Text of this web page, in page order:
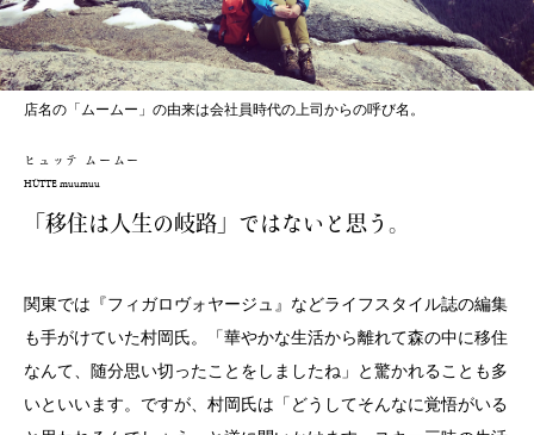
店名の「ムームー」の由来は会社員時代の上司からの呼び名。
ヒュッテ ムームー
HÜTTE muumuu
「移住は人生の岐路」ではないと思う。
関東では『フィガロヴォヤージュ』などライフスタイル誌の編集
も手がけていた村岡氏。「華やかな生活から離れて森の中に移住
なんて、随分思い切ったことをしましたね」と驚かれることも多
いといいます。ですが、村岡氏は「どうしてそんなに覚悟がいる